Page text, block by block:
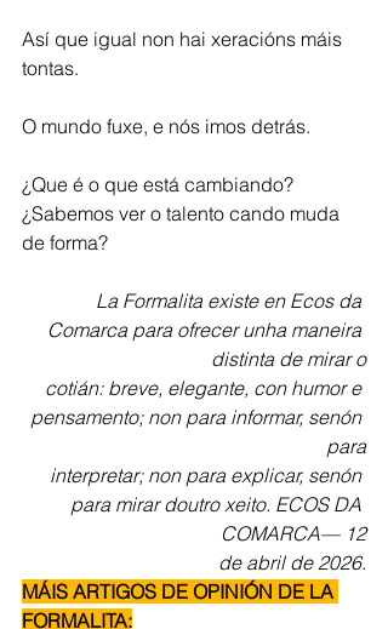
Así que igual non hai xeracións máis
tontas.
O mundo fuxe, e nós imos detrás.
¿Que é o que está cambiando?
¿Sabemos ver o talento cando muda
de forma?
La Formalita existe en Ecos da
Comarca para ofrecer unha maneira
distinta de mirar o
cotián: breve, elegante, con humor e
pensamento; non para informar, senón
para
interpretar; non para explicar, senón
para mirar doutro xeito. ECOS DA
COMARCA— 12
de abril de 2026.
MÁIS ARTIGOS DE OPINIÓN DE LA
FORMALITA: